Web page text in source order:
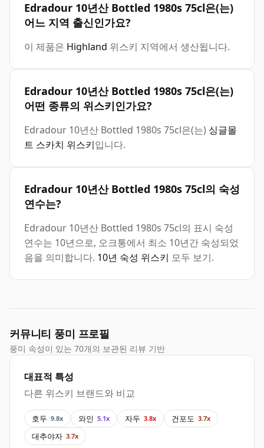
Edradour 10년산 Bottled 1980s 75cl은(는)
어느 지역 출신인가요?
이 제품은 Highland 위스키 지역에서 생산됩니다.
Edradour 10년산 Bottled 1980s 75cl은(는)
어떤 종류의 위스키인가요?
Edradour 10년산 Bottled 1980s 75cl은(는) 싱글몰
트 스카치 위스키입니다.
Edradour 10년산 Bottled 1980s 75cl의 숙성
연수는?
Edradour 10년산 Bottled 1980s 75cl의 표시 숙성
연수는 10년으로, 오크통에서 최소 10년간 숙성되었
음을 의미합니다. 10년 숙성 위스키 모두 보기.
커뮤니티 풍미 프로필
풍미 속성이 있는 70개의 보관된 리뷰 기반
대표적 특성
다른 위스키 브랜드와 비교
호두 9.8x 와인 5.1x 자두 3.8x 건포도 3.7x
대추야자 3.7x